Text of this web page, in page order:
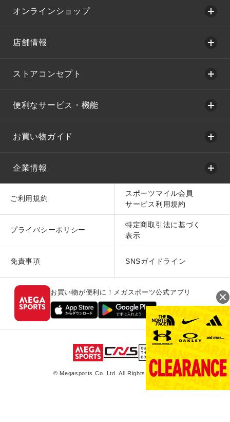
オンラインショップ
店舗情報
ストアコンセプト
便利なサービス・機能
お買い物ガイド
企業情報
ご利用規約
スポーツマイル会員
サービス利用規約
プライバシーポリシー
特定商取引法に基づく
表示
免責事項 SNSガイドライン
お買い物が便利に！メガスポーツ公式アプリ
© Megasports Co. Ltd. All Rights Reserved.